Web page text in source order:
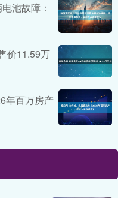
池故障：
价11.59万
年百万房产